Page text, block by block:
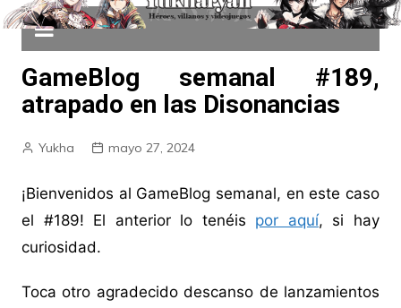
GameBlog semanal #189,
atrapado en las Disonancias
Yukha mayo 27, 2024
¡Bienvenidos al GameBlog semanal, en este caso
el #189! El anterior lo tenéis por aquí, si hay
curiosidad.
Toca otro agradecido descanso de lanzamientos